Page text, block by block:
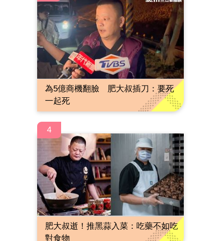
為5億商機翻臉 肥大叔插刀：要死
一起死
4
肥大叔逝！推黑蒜入菜：吃藥不如吃
對食物